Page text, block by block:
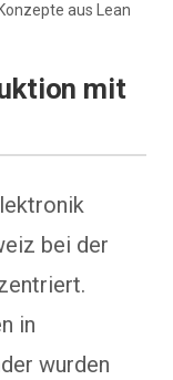
aus Lean
mit
bei der
in
wurden